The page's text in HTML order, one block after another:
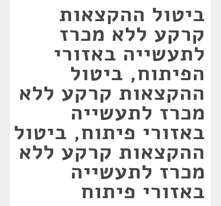
ביטול ההקצאות
קרקע ללא מכרז
לתעשייה באזורי
הפיתוח, ביטול
ההקצאות קרקע ללא
מכרז לתעשייה
באזורי פיתוח, ביטול
ההקצאות קרקע ללא
מכרז לתעשייה
באזורי פיתוח